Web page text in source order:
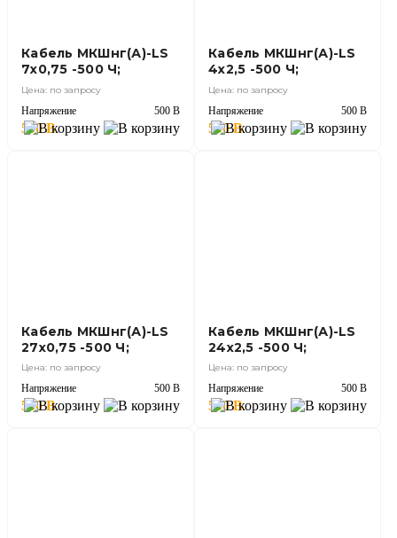
500 В
Кабель МКШнг(А)-LS
7х0,75 -500 Ч;
Цена: по запросу
Напряжение 500 В
500 В
Кабель МКШнг(А)-LS
4х2,5 -500 Ч;
Цена: по запросу
Напряжение 500 В
500 В
Кабель МКШнг(А)-LS
27х0,75 -500 Ч;
Цена: по запросу
Напряжение 500 В
500 В
Кабель МКШнг(А)-LS
24х2,5 -500 Ч;
Цена: по запросу
Напряжение 500 В